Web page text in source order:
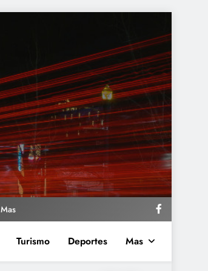
Mas
Turismo Deportes Mas